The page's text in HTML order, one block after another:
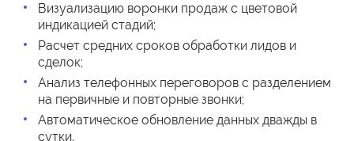
Визуализацию воронки продаж с цветовой
индикацией стадий;
Расчет средних сроков обработки лидов и
сделок;
Анализ телефонных переговоров с разделением
на первичные и повторные звонки;
Автоматическое обновление данных дважды в
сутки.